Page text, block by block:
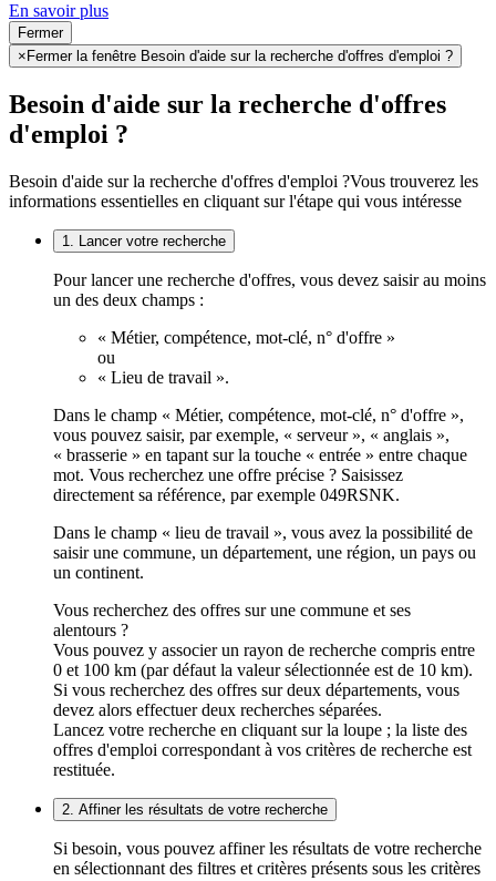
En savoir plus
Fermer
× Fermer la fenêtre Besoin d'aide sur la recherche d'offres d'emploi ?
Besoin d'aide sur la recherche d'offres
d'emploi ?
Besoin d'aide sur la recherche d'offres d'emploi ?Vous trouverez les
informations essentielles en cliquant sur l'étape qui vous intéresse
1. Lancer votre recherche
Pour lancer une recherche d'offres, vous devez saisir au moins
un des deux champs :
« Métier, compétence, mot-clé, n° d'offre »
ou
« Lieu de travail ».
Dans le champ « Métier, compétence, mot-clé, n° d'offre »,
vous pouvez saisir, par exemple, « serveur », « anglais »,
« brasserie » en tapant sur la touche « entrée » entre chaque
mot. Vous recherchez une offre précise ? Saisissez
directement sa référence, par exemple 049RSNK.
Dans le champ « lieu de travail », vous avez la possibilité de
saisir une commune, un département, une région, un pays ou
un continent.
Vous recherchez des offres sur une commune et ses
alentours ?
Vous pouvez y associer un rayon de recherche compris entre
0 et 100 km (par défaut la valeur sélectionnée est de 10 km).
Si vous recherchez des offres sur deux départements, vous
devez alors effectuer deux recherches séparées.
Lancez votre recherche en cliquant sur la loupe ; la liste des
offres d'emploi correspondant à vos critères de recherche est
restituée.
2. Affiner les résultats de votre recherche
Si besoin, vous pouvez affiner les résultats de votre recherche
en sélectionnant des filtres et critères présents sous les critères